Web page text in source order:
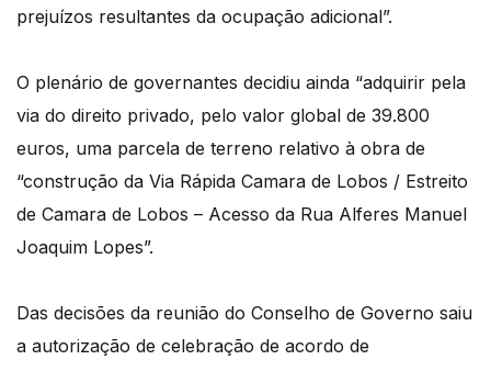
prejuízos resultantes da ocupação adicional”.
O plenário de governantes decidiu ainda “adquirir pela
via do direito privado, pelo valor global de 39.800
euros, uma parcela de terreno relativo à obra de
“construção da Via Rápida Camara de Lobos / Estreito
de Camara de Lobos – Acesso da Rua Alferes Manuel
Joaquim Lopes”.
Das decisões da reunião do Conselho de Governo saiu
a autorização de celebração de acordo de